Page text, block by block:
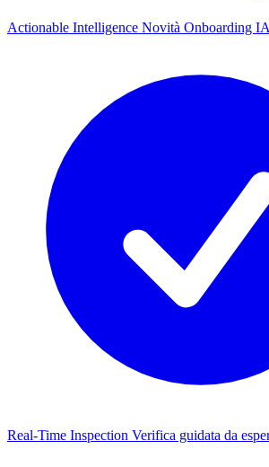
Actionable Intelligence Novità Onboarding
Real-Time Inspection Verifica guidata da